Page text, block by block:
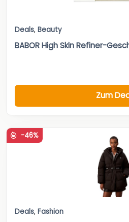
Deals, Beauty
BABOR High Skin Refiner-
Zum
-46%
Deals, Fashion